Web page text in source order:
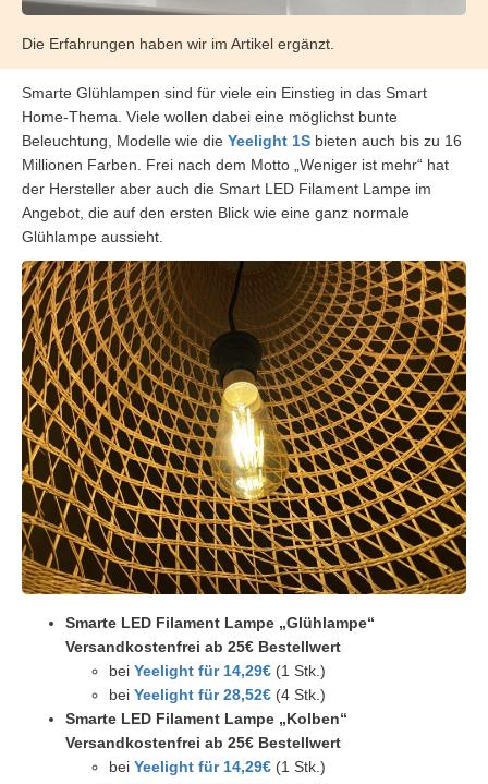
Die Erfahrungen haben wir im Artikel ergänzt.
Smarte Glühlampen sind für viele ein Einstieg in das Smart
Home-Thema. Viele wollen dabei eine möglichst bunte
Beleuchtung, Modelle wie die Yeelight 1S bieten auch bis zu 16
Millionen Farben. Frei nach dem Motto „Weniger ist mehr“ hat
der Hersteller aber auch die Smart LED Filament Lampe im
Angebot, die auf den ersten Blick wie eine ganz normale
Glühlampe aussieht.
Smarte LED Filament Lampe „Glühlampe“
Versandkostenfrei ab 25€ Bestellwert
bei Yeelight für 14,29€ (1 Stk.)
bei Yeelight für 28,52€ (4 Stk.)
Smarte LED Filament Lampe „Kolben“
Versandkostenfrei ab 25€ Bestellwert
bei Yeelight für 14,29€ (1 Stk.)